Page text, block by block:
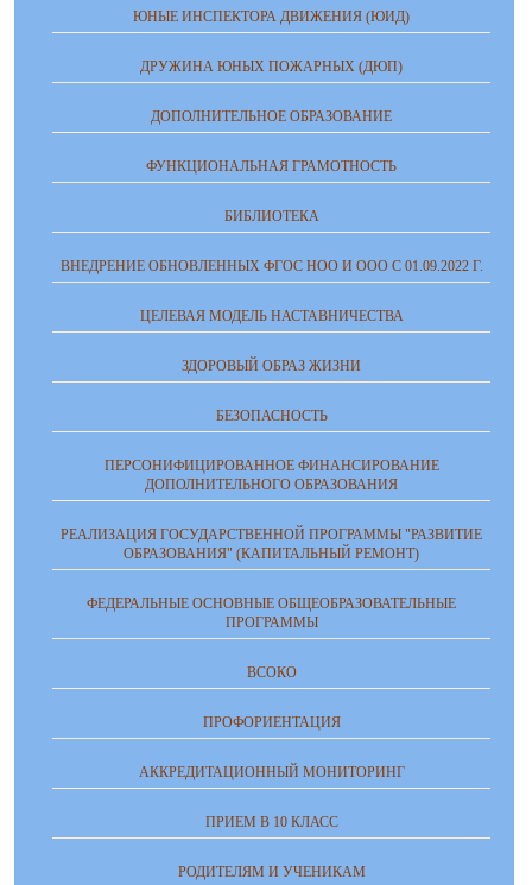
ЮНЫЕ ИНСПЕКТОРА ДВИЖЕНИЯ (ЮИД)
ДРУЖИНА ЮНЫХ ПОЖАРНЫХ (ДЮП)
ДОПОЛНИТЕЛЬНОЕ ОБРАЗОВАНИЕ
ФУНКЦИОНАЛЬНАЯ ГРАМОТНОСТЬ
БИБЛИОТЕКА
ВНЕДРЕНИЕ ОБНОВЛЕННЫХ ФГОС НОО И ООО С 01.09.2022 Г.
ЦЕЛЕВАЯ МОДЕЛЬ НАСТАВНИЧЕСТВА
ЗДОРОВЫЙ ОБРАЗ ЖИЗНИ
БЕЗОПАСНОСТЬ
ПЕРСОНИФИЦИРОВАННОЕ ФИНАНСИРОВАНИЕ
ДОПОЛНИТЕЛЬНОГО ОБРАЗОВАНИЯ
РЕАЛИЗАЦИЯ ГОСУДАРСТВЕННОЙ ПРОГРАММЫ "РАЗВИТИЕ
ОБРАЗОВАНИЯ" (КАПИТАЛЬНЫЙ РЕМОНТ)
ФЕДЕРАЛЬНЫЕ ОСНОВНЫЕ ОБЩЕОБРАЗОВАТЕЛЬНЫЕ
ПРОГРАММЫ
ВСОКО
ПРОФОРИЕНТАЦИЯ
АККРЕДИТАЦИОННЫЙ МОНИТОРИНГ
ПРИЕМ В 10 КЛАСС
РОДИТЕЛЯМ И УЧЕНИКАМ